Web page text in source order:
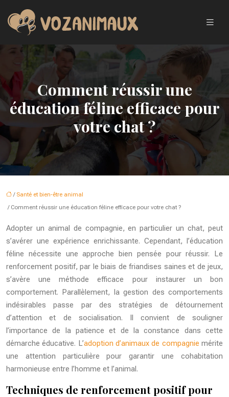
Comment réussir une
éducation féline efficace pour
votre chat ?
/ Santé et bien-être animal
/ Comment réussir une éducation féline efficace pour votre chat ?
Adopter un animal de compagnie, en particulier un chat, peut
s’avérer une expérience enrichissante. Cependant, l’éducation
féline nécessite une approche bien pensée pour réussir. Le
renforcement positif, par le biais de friandises saines et de jeux,
s’avère une méthode efficace pour instaurer un bon
comportement. Parallèlement, la gestion des comportements
indésirables passe par des stratégies de détournement
d’attention et de socialisation. Il convient de souligner
l’importance de la patience et de la constance dans cette
démarche éducative. L’adoption d’animaux de compagnie mérite
une attention particulière pour garantir une cohabitation
harmonieuse entre l’homme et l’animal.
Techniques de renforcement positif pour